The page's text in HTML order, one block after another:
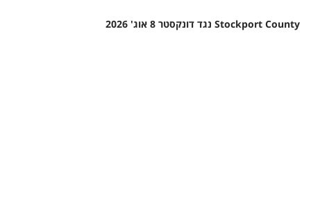
Stockport County נגד דונקסטר 8 אוג' 2026